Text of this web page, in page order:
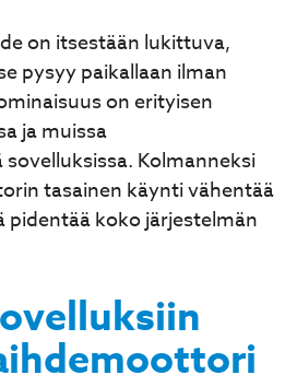
on itsestään lukittuva,
pysyy paikallaan ilman
on erityisen
ja muissa
Kolmanneksi
tasainen käynti vähentää
pidentää koko järjestelmän